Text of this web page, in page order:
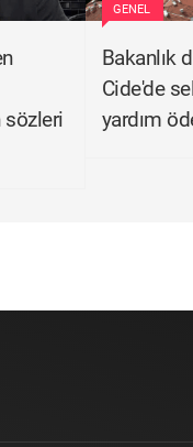
sözleri
GENEL
Bakanlık
Cide'de
yardım